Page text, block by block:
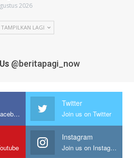
2026
TAMPILKAN LAGI
@beritapagi_now
Join us on Facebook
Twitter
Join us on Twitter
Instagram
Join us on Instagram